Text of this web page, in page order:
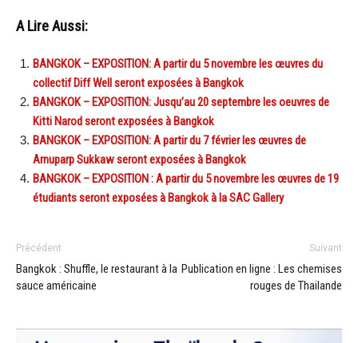
A Lire Aussi:
BANGKOK – EXPOSITION: A partir du 5 novembre les œuvres du
collectif Diff Well seront exposées à Bangkok
BANGKOK – EXPOSITION: Jusqu’au 20 septembre les oeuvres de
Kitti Narod seront exposées à Bangkok
BANGKOK – EXPOSITION: A partir du 7 février les œuvres de
Arnuparp Sukkaw seront exposées à Bangkok
BANGKOK – EXPOSITION : A partir du 5 novembre les œuvres de 19
étudiants seront exposées à Bangkok à la SAC Gallery
Précédent
Bangkok : Shuffle, le restaurant à la
sauce américaine
Suivant
Publication en ligne : Les chemises
rouges de Thailande